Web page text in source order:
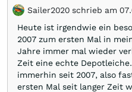
Sailer2020 schrieb am
Heute ist irgendwie ein
2007 zum ersten Mal in
Jahre immer mal wieder
Zeit eine echte
immerhin seit 2007, also
ersten Mal seit langer Zeit